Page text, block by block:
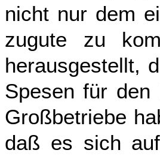
nicht nur dem
zugute zu
herausgestellt,
Spesen für den
Großbetriebe
daß es sich